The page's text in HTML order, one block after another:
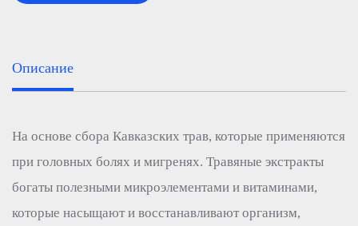
Описание
На основе сбора Кавказских трав, которые применяются
при головных болях и мигренях. Травяные экстракты
богаты полезными микроэлементами и витаминами,
которые насыщают и восстанавливают организм,